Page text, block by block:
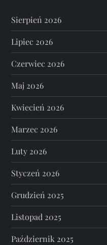
Sierpień 2026
Lipiec 2026
Czerwiec 2026
Maj 2026
Kwiecień 2026
Marzec 2026
Luty 2026
Styczeń 2026
Grudzień 2025
Listopad 2025
Październik 2025